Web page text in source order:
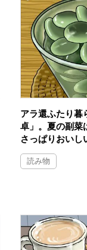
アラ還ふたり暮
卓」。夏の副菜
さっぱりおいし
読み物